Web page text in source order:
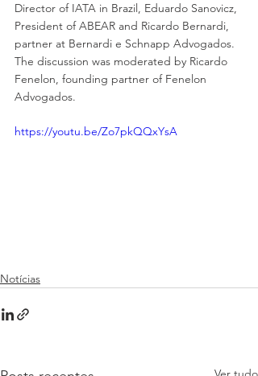
Director of IATA in Brazil, Eduardo Sanovicz,
President of ABEAR and Ricardo Bernardi,
partner at Bernardi e Schnapp Advogados.
The discussion was moderated by Ricardo
Fenelon, founding partner of Fenelon
Advogados.
https://youtu.be/Zo7pkQQxYsA
Notícias